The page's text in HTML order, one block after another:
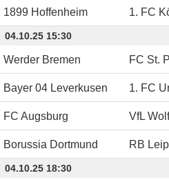
1899 Hoffenheim 1. FC
04.10.25 15:30
Werder Bremen FC St.
Bayer 04 Leverkusen 1. FC
FC Augsburg VfL
Borussia Dortmund RB
04.10.25 18:30